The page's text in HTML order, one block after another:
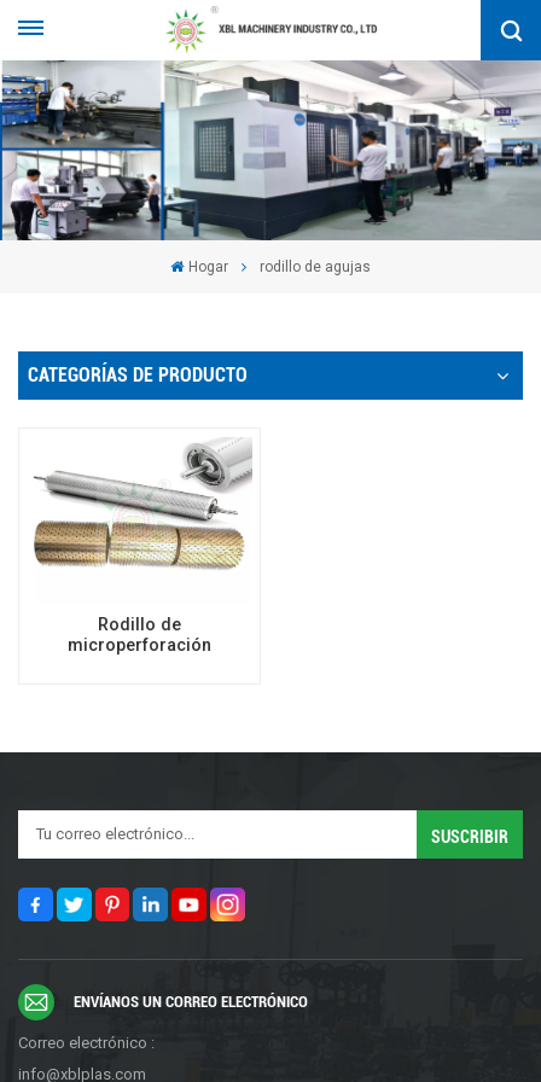
Hogar rodillo de agujas
CATEGORÍAS DE PRODUCTO
Rodillo de
microperforación
ENVÍANOS UN CORREO ELECTRÓNICO
Correo electrónico :
info@xblplas.com